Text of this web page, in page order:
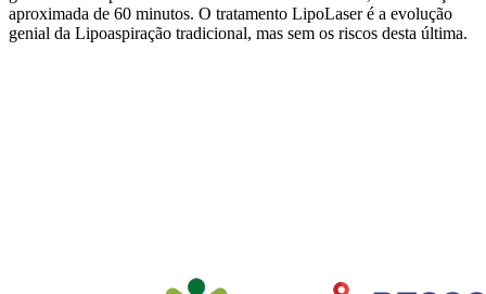
aproximada de 60 minutos. O tratamento LipoLaser é a evolução
genial da Lipoaspiração tradicional, mas sem os riscos desta última.